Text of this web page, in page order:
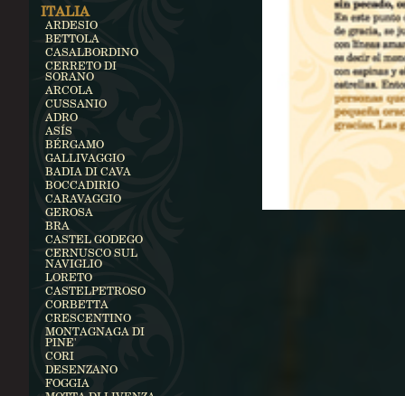
ITALIA
ARDESIO
BETTOLA
CASALBORDINO
CERRETO DI
SORANO
ARCOLA
CUSSANIO
ADRO
ASÍS
BÉRGAMO
GALLIVAGGIO
BADIA DI CAVA
BOCCADIRIO
CARAVAGGIO
GEROSA
BRA
CASTEL GODEGO
CERNUSCO SUL
NAVIGLIO
LORETO
CASTELPETROSO
CORBETTA
CRESCENTINO
MONTAGNAGA DI
PINE'
CORI
DESENZANO
FOGGIA